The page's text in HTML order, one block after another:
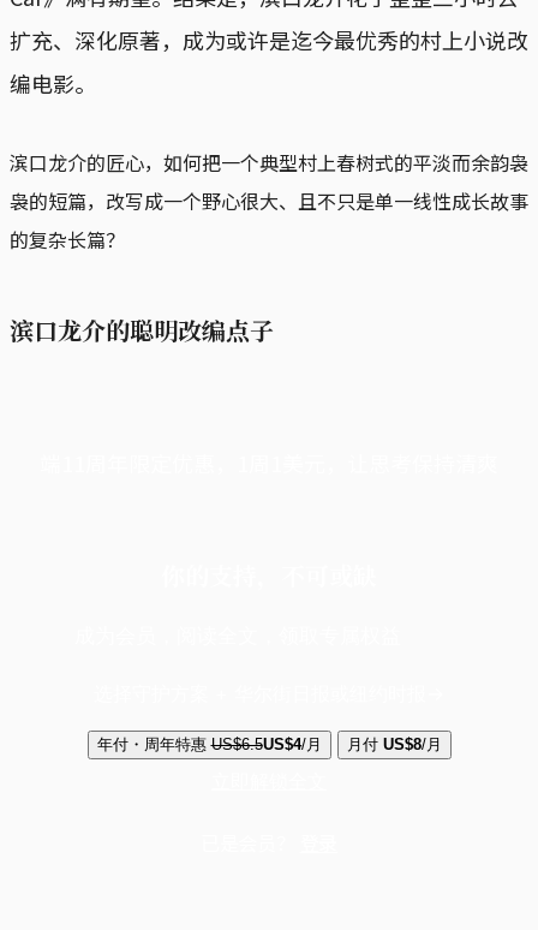
扩充、深化原著，成为或许是迄今最优秀的村上小说改
编电影。
滨口龙介的匠心，如何把一个典型村上春树式的平淡而余韵袅
袅的短篇，改写成一个野心很大、且不只是单一线性成长故事
的复杂长篇？
滨口龙介的聪明改编点子
年付・周年特惠 US$6.5US$4/月 月付 US$8/月